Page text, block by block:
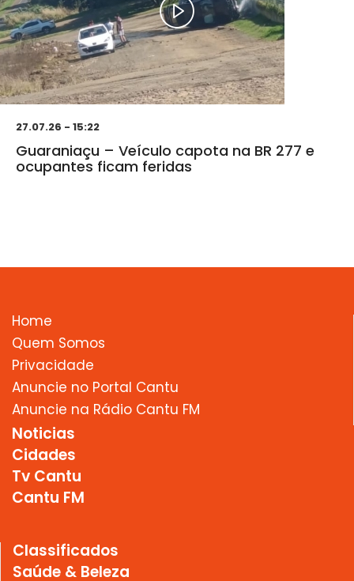
27.07.26 - 15:22
Guaraniaçu – Veículo capota na BR 277 e
ocupantes ficam feridas
Home
Quem Somos
Privacidade
Anuncie no Portal Cantu
Anuncie na Rádio Cantu FM
Noticias
Cidades
Tv Cantu
Cantu FM
Classificados
Saúde & Beleza